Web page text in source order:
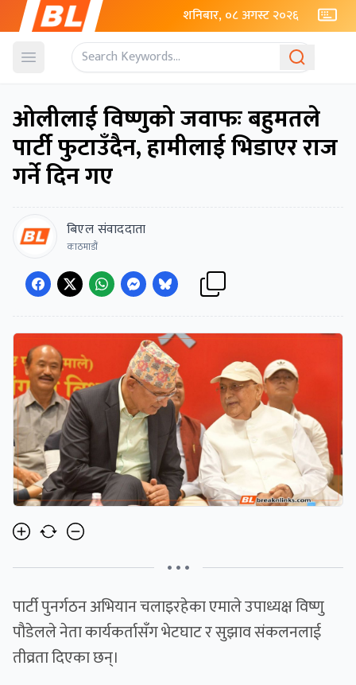
शनिबार, ०८ अगस्ट २०२६
Open menu
ओलीलाई विष्णुको जवाफः बहुमतले
पार्टी फुटाउँदैन, हामीलाई भिडाएर राज
गर्ने दिन गए
बिएल संवाददाता
काठमाडौं
• • •
पार्टी पुनर्गठन अभियान चलाइरहेका एमाले उपाध्यक्ष विष्णु
पौडेलले नेता कार्यकर्तासँग भेटघाट र सुझाव संकलनलाई
तीव्रता दिएका छन्।